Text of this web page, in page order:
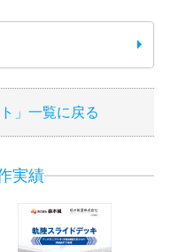
」一覧に戻る
実績